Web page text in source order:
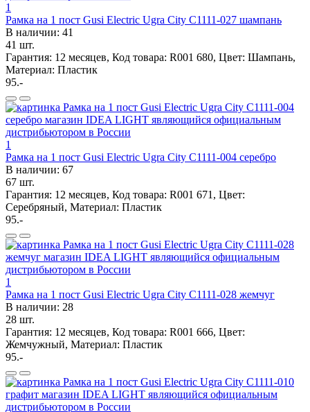
1
Рамка на 1 пост Gusi Electric Ugra City С1111-027 шампань
В наличии: 41
41 шт.
Гарантия: 12 месяцев, Код товара: R001 680, Цвет: Шампань,
Материал: Пластик
95.-
1
Рамка на 1 пост Gusi Electric Ugra City С1111-004 серебро
В наличии: 67
67 шт.
Гарантия: 12 месяцев, Код товара: R001 671, Цвет:
Серебряный, Материал: Пластик
95.-
1
Рамка на 1 пост Gusi Electric Ugra City С1111-028 жемчуг
В наличии: 28
28 шт.
Гарантия: 12 месяцев, Код товара: R001 666, Цвет:
Жемчужный, Материал: Пластик
95.-